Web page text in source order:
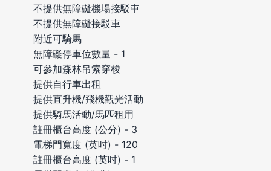
不提供無障礙機場接駁車
不提供無障礙接駁車
附近可騎馬
無障礙停車位數量 - 1
可參加森林吊索穿梭
提供自行車出租
提供直升機/飛機觀光活動
提供騎馬活動/馬匹租用
註冊櫃台高度 (公分) - 3
電梯門寬度 (英吋) - 120
註冊櫃台高度 (英吋) - 1